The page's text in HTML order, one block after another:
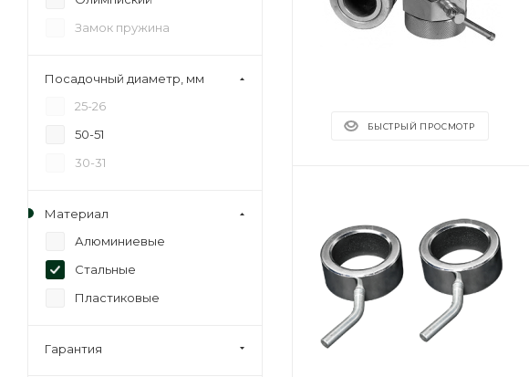
БЫСТРЫЙ ПРОСМОТР
Замок пружина
Посадочный диаметр, мм
25-26
50-51
30-31
Материал
Алюминиевые
Стальные
Пластиковые
Гарантия